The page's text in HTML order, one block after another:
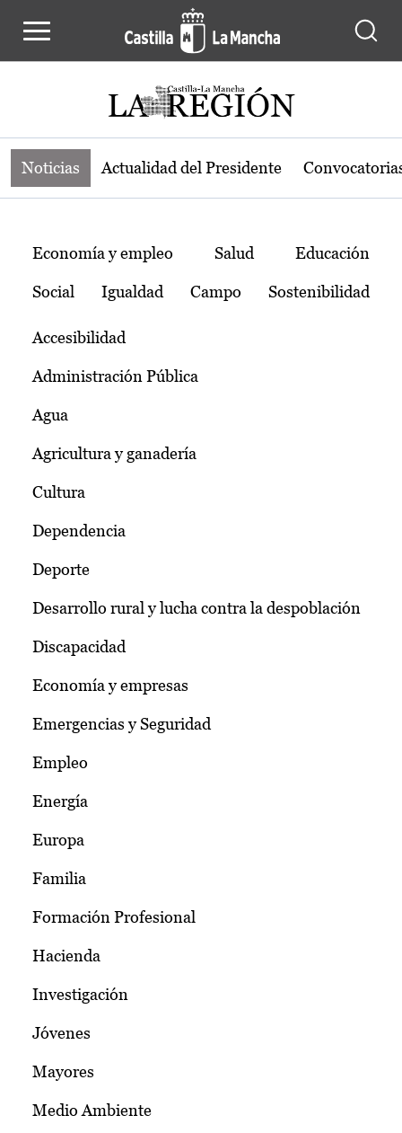
Noticias de la región de Castilla-La
Noticias Actualidad del Presidente
Temas
Economía y empleo Salud Educación
Social Igualdad Campo Sostenibilidad
Accesibilidad
Administración Pública
Agua
Agricultura y ganadería
Cultura
Dependencia
Deporte
Desarrollo rural y lucha contra la despoblación
Discapacidad
Economía y empresas
Emergencias y Seguridad
Empleo
Energía
Europa
Familia
Formación Profesional
Hacienda
Investigación
Jóvenes
Mayores
Medio Ambiente